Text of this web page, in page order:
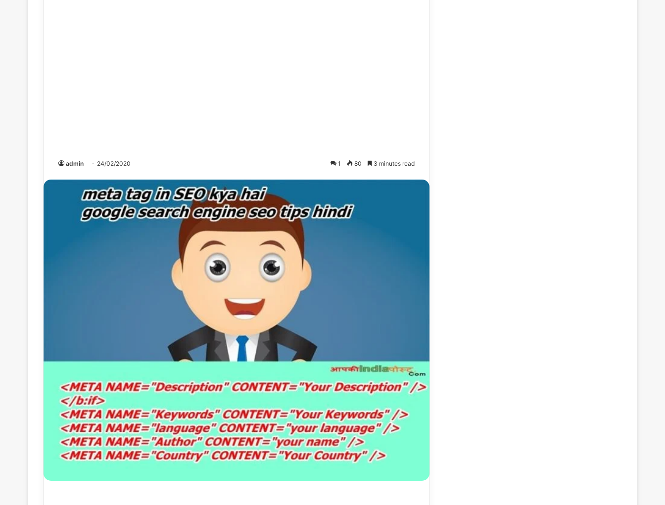
admin 24/02/2020 1 80 3 minutes read